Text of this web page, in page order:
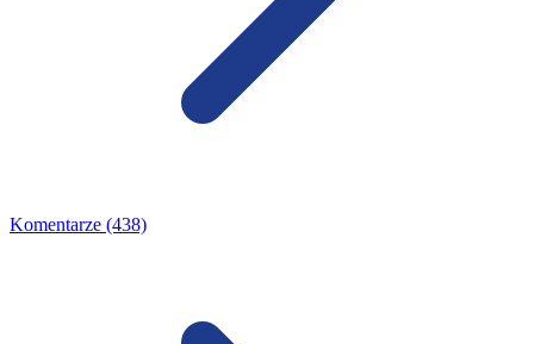
Komentarze (438)